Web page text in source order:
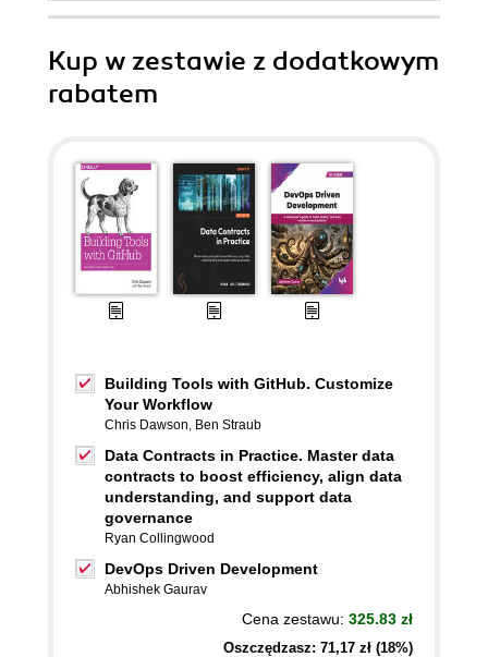
Kup w zestawie z dodatkowym
rabatem
Building Tools with GitHub. Customize
Your Workflow
Chris Dawson, Ben Straub
Data Contracts in Practice. Master data
contracts to boost efficiency, align data
understanding, and support data
governance
Ryan Collingwood
DevOps Driven Development
Abhishek Gaurav
Cena zestawu: 325.83 zł
Oszczędzasz: 71,17 zł (18%)